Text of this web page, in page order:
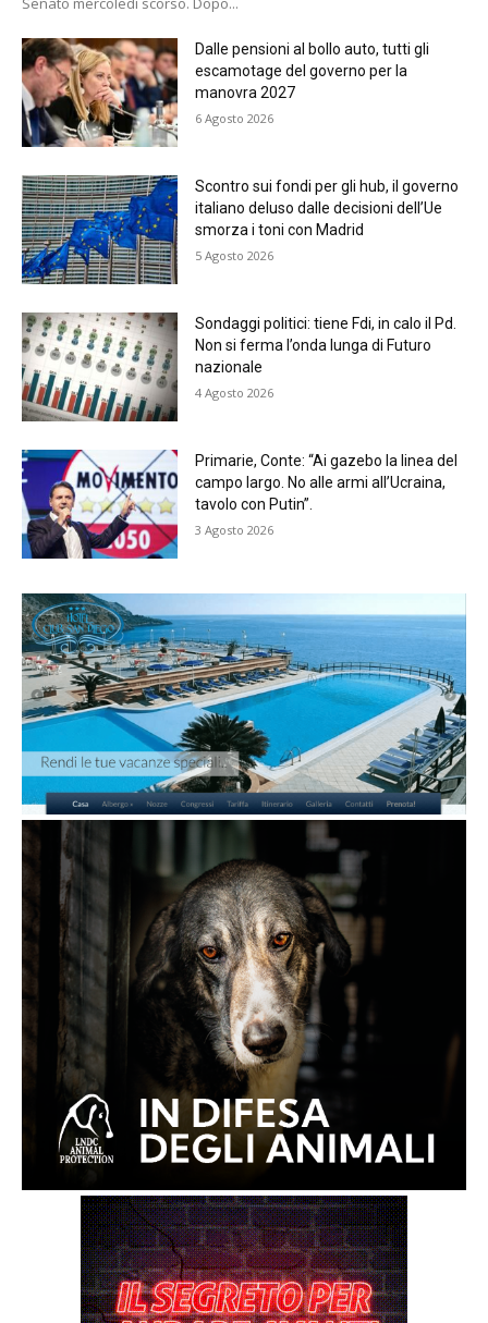
Dalle pensioni al bollo auto, tutti gli
escamotage del governo per la
manovra 2027
6 Agosto 2026
Scontro sui fondi per gli hub, il governo
italiano deluso dalle decisioni dell’Ue
smorza i toni con Madrid
5 Agosto 2026
Sondaggi politici: tiene Fdi, in calo il Pd.
Non si ferma l’onda lunga di Futuro
nazionale
4 Agosto 2026
Primarie, Conte: “Ai gazebo la linea del
campo largo. No alle armi all’Ucraina,
tavolo con Putin”.
3 Agosto 2026